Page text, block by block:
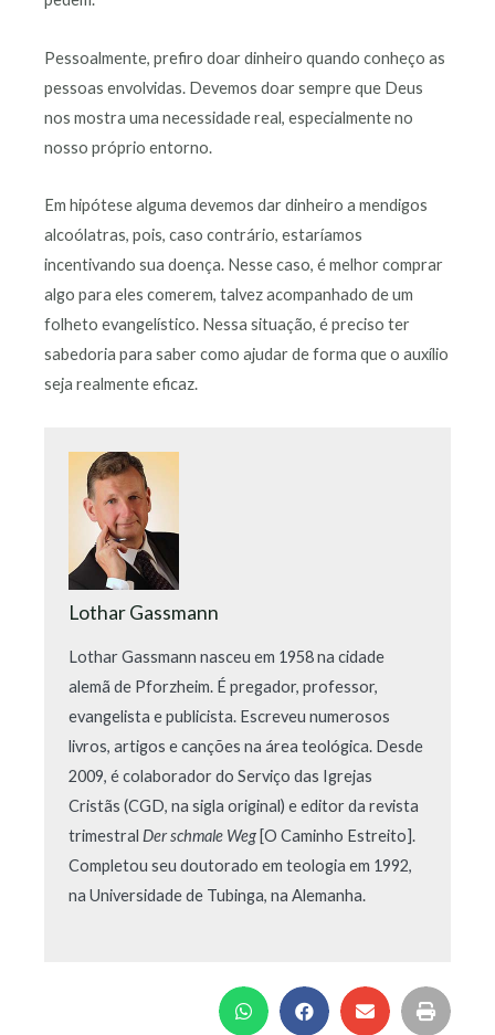
Pessoalmente, prefiro doar dinheiro quando conheço as
pessoas envolvidas. Devemos doar sempre que Deus
nos mostra uma necessidade real, especialmente no
nosso próprio entorno.
Em hipótese alguma devemos dar dinheiro a mendigos
alcoólatras, pois, caso contrário, estaríamos
incentivando sua doença. Nesse caso, é melhor comprar
algo para eles comerem, talvez acompanhado de um
folheto evangelístico. Nessa situação, é preciso ter
sabedoria para saber como ajudar de forma que o auxílio
seja realmente eficaz.
Lothar Gassmann
Lothar Gassmann nasceu em 1958 na cidade
alemã de Pforzheim. É pregador, professor,
evangelista e publicista. Escreveu numerosos
livros, artigos e canções na área teológica. Desde
2009, é colaborador do Serviço das Igrejas
Cristãs (CGD, na sigla original) e editor da revista
trimestral Der schmale Weg[O Caminho Estreito].
Completou seu doutorado em teologia em 1992,
na Universidade de Tubinga, na Alemanha.